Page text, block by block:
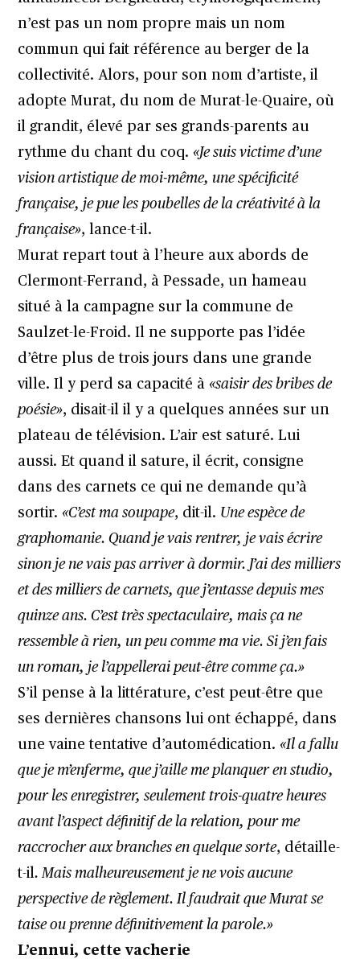
n’est pas un nom propre mais un nom
commun qui fait référence au berger de la
collectivité. Alors, pour son nom d’artiste, il
adopte Murat, du nom de Murat-le-Quaire, où
il grandit, élevé par ses grands-parents au
rythme du chant du coq. «Je suis victime d’une
vision artistique de moi-même, une spécificité
française, je pue les poubelles de la créativité à la
française», lance-t-il.
Murat repart tout à l’heure aux abords de
Clermont-Ferrand, à Pessade, un hameau
situé à la campagne sur la commune de
Saulzet-le-Froid. Il ne supporte pas l’idée
d’être plus de trois jours dans une grande
ville. Il y perd sa capacité à «saisir des bribes de
poésie», disait-il il y a quelques années sur un
plateau de télévision. L’air est saturé. Lui
aussi. Et quand il sature, il écrit, consigne
dans des carnets ce qui ne demande qu’à
sortir. «C’est ma soupape, dit-il. Une espèce de
graphomanie. Quand je vais rentrer, je vais écrire
sinon je ne vais pas arriver à dormir. J’ai des milliers
et des milliers de carnets, que j’entasse depuis mes
quinze ans. C’est très spectaculaire, mais ça ne
ressemble à rien, un peu comme ma vie. Si j’en fais
un roman, je l’appellerai peut-être comme ça.»
S’il pense à la littérature, c’est peut-être que
ses dernières chansons lui ont échappé, dans
une vaine tentative d’automédication. «Il a fallu
que je m’enferme, que j’aille me planquer en studio,
pour les enregistrer, seulement trois-quatre heures
avant l’aspect définitif de la relation, pour me
raccrocher aux branches en quelque sorte, détaille-
t-il. Mais malheureusement je ne vois aucune
perspective de règlement. Il faudrait que Murat se
taise ou prenne définitivement la parole.»
L’ennui, cette vacherie